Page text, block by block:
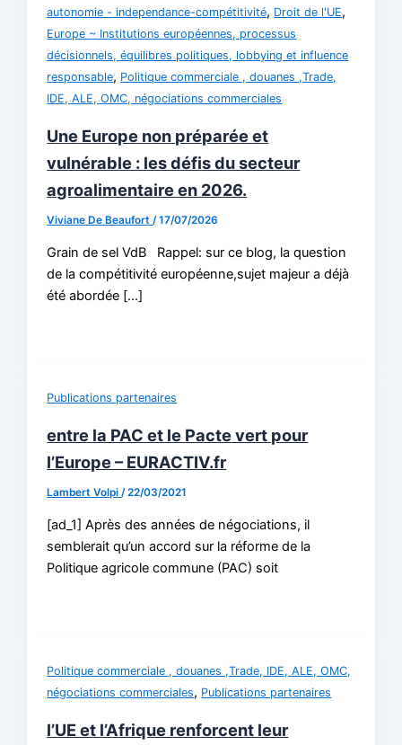
autonomie - independance-compétitivité, Droit de l'UE,
Europe ~ Institutions européennes, processus
décisionnels, équilibres politiques, lobbying et influence
responsable, Politique commerciale , douanes ,Trade,
IDE, ALE, OMC, négociations commerciales
Une Europe non préparée et
vulnérable : les défis du secteur
agroalimentaire en 2026.
Viviane De Beaufort/17/07/2026
Grain de sel VdB Rappel: sur ce blog, la question
de la compétitivité européenne,sujet majeur a déjà
été abordée […]
Publications partenaires
entre la PAC et le Pacte vert pour
l’Europe – EURACTIV.fr
Lambert Volpi/22/03/2021
[ad_1] Après des années de négociations, il
semblerait qu’un accord sur la réforme de la
Politique agricole commune (PAC) soit
Politique commerciale , douanes ,Trade, IDE, ALE, OMC,
négociations commerciales, Publications partenaires
l’UE et l’Afrique renforcent leur